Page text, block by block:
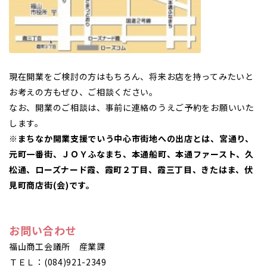
現在開業をご検討の方はもちろん、将来お店を持ってみたいと
お考えの方もぜひ、ご相談ください。
なお、開業のご相談は、事前に連絡のうえご予約をお願いいた
します。
※まちなか開業支援でいう中心市街地への出店とは、宮通り、
元町一番街、ＪＯＹふなまち、本通船町、本通ファースト、久
松通、ローズナード霞、霞町２丁目、霞三丁目、きたはま、伏
見町商店街(会)です。
お問い合わせ
福山商工会議所 産業課
ＴＥＬ：(084)921-2349